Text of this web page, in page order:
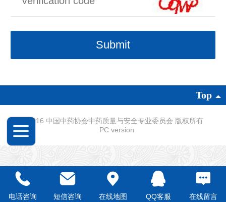
Top
2016 中国中药协会中药质量与安全专业委员会 版权所有
PC version
电话咨询 短信咨询 在线地图 QQ客服 在线留言